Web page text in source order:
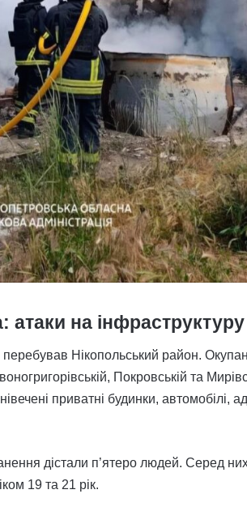
атаки на
перебував Нікопольський район.
Покровській та
приватні будинки, автомобілі,
дістали п’ятеро людей. Серед
19 та 21 рік.